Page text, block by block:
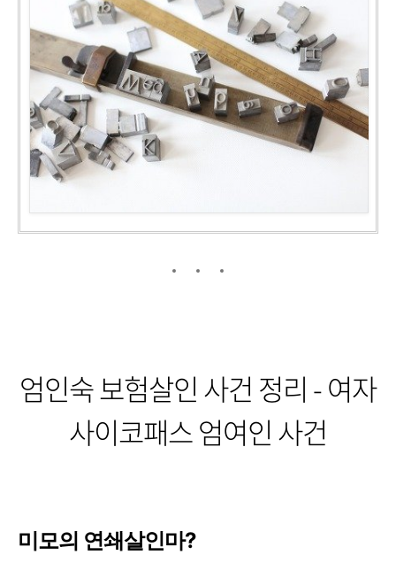
엄인숙 보험살인 사건 정리 - 여자
사이코패스 엄여인 사건
미모의 연쇄살인마?